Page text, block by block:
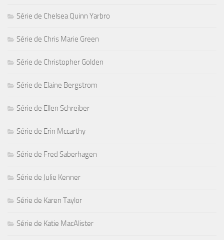
Série de Chelsea Quinn Yarbro
Série de Chris Marie Green
Série de Christopher Golden
Série de Elaine Bergstrom
Série de Ellen Schreiber
Série de Erin Mccarthy
Série de Fred Saberhagen
Série de Julie Kenner
Série de Karen Taylor
Série de Katie MacAlister